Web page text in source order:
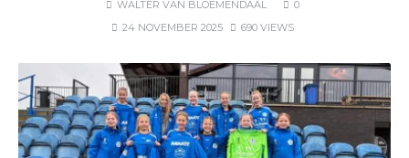
WALTER VAN BLOEMENDAAL
0
24 NOVEMBER 2025
690 VIEWS